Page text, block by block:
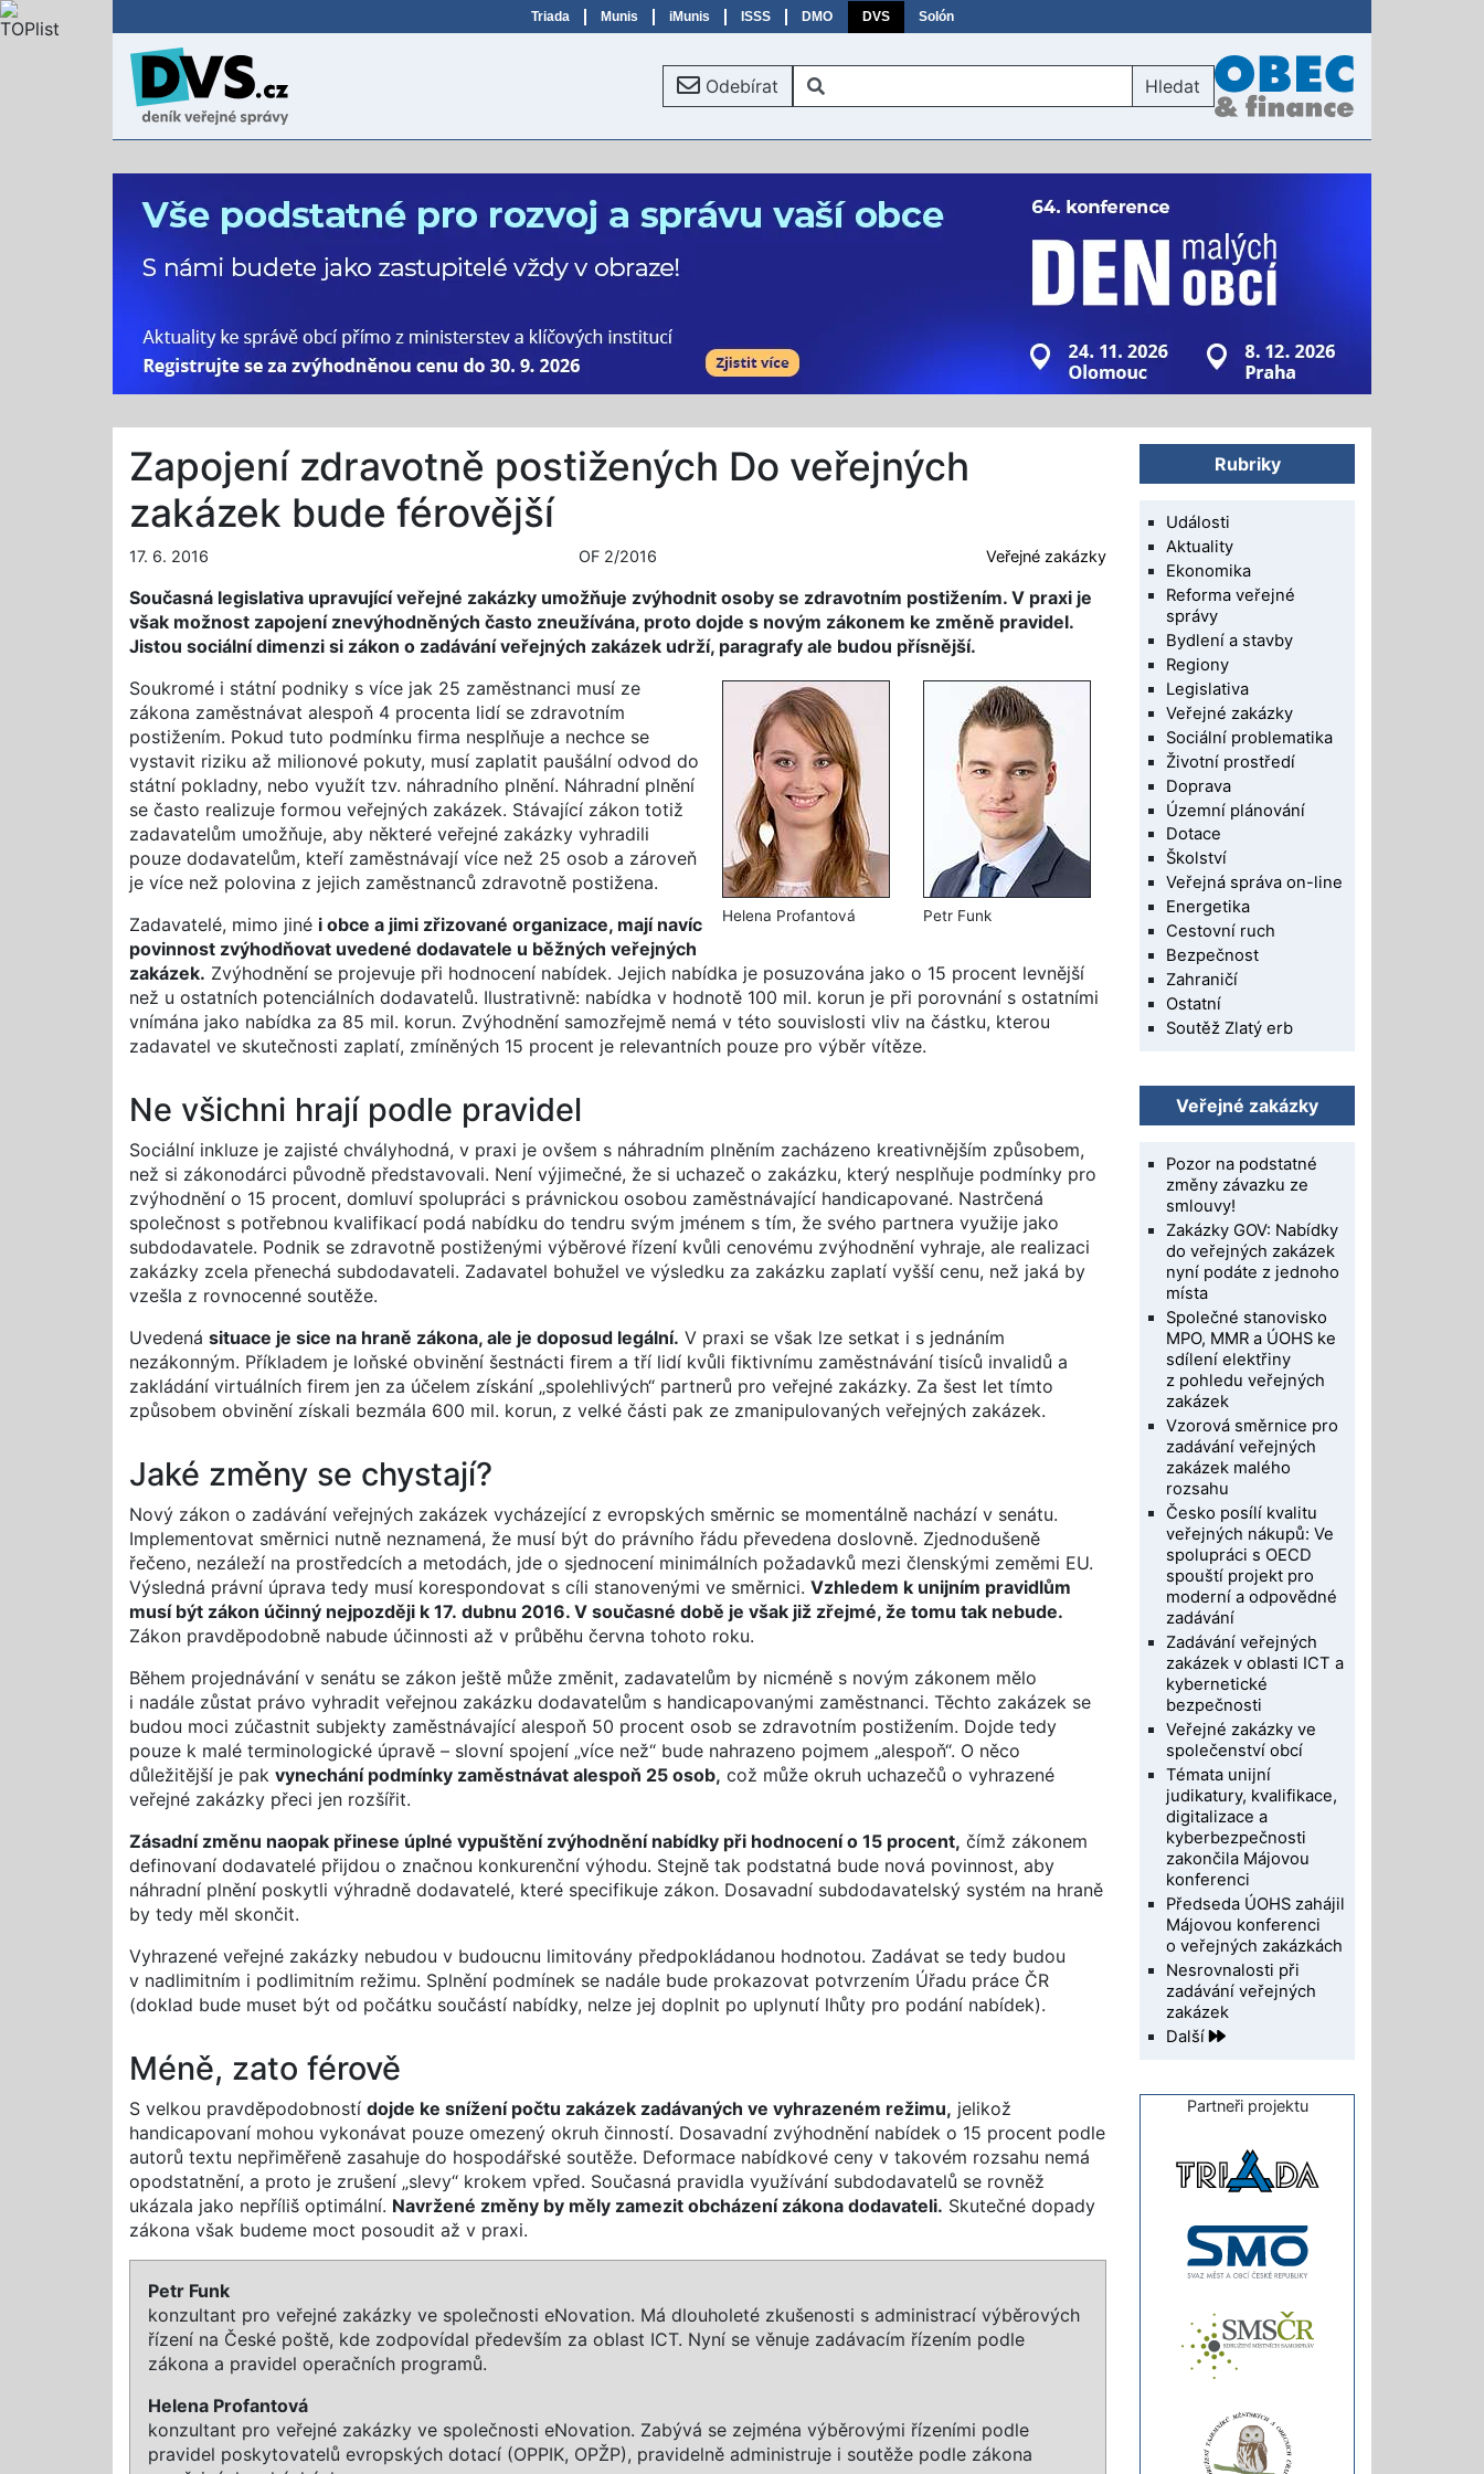
Triada Munis iMunis ISSS DMO DVS Solón
Odebírat Hledat
Zapojení zdravotně postižených Do veřejných
zakázek bude férovější
17. 6. 2016 OF 2/2016 Veřejné zakázky
Současná legislativa upravující veřejné zakázky umožňuje zvýhodnit osoby se zdravotním postižením. V praxi je
však možnost zapojení znevýhodněných často zneužívána, proto dojde s novým zákonem ke změně pravidel.
Jistou sociální dimenzi si zákon o zadávání veřejných zakázek udrží, paragrafy ale budou přísnější.
Petr Funk
Helena Profantová
Soukromé i státní podniky s více jak 25 zaměstnanci musí ze
zákona zaměstnávat alespoň 4 procenta lidí se zdravotním
postižením. Pokud tuto podmínku firma nesplňuje a nechce se
vystavit riziku až milionové pokuty, musí zaplatit paušální odvod do
státní pokladny, nebo využít tzv. náhradního plnění. Náhradní plnění
se často realizuje formou veřejných zakázek. Stávající zákon totiž
zadavatelům umožňuje, aby některé veřejné zakázky vyhradili
pouze dodavatelům, kteří zaměstnávají více než 25 osob a zároveň
je více než polovina z jejich zaměstnanců zdravotně postižena.
Zadavatelé, mimo jiné i obce a jimi zřizované organizace, mají navíc
povinnost zvýhodňovat uvedené dodavatele u běžných veřejných
zakázek. Zvýhodnění se projevuje při hodnocení nabídek. Jejich nabídka je posuzována jako o 15 procent levnější
než u ostatních potenciálních dodavatelů. Ilustrativně: nabídka v hodnotě 100 mil. korun je při porovnání s ostatními
vnímána jako nabídka za 85 mil. korun. Zvýhodnění samozřejmě nemá v této souvislosti vliv na částku, kterou
zadavatel ve skutečnosti zaplatí, zmíněných 15 procent je relevantních pouze pro výběr vítěze.
Ne všichni hrají podle pravidel
Sociální inkluze je zajisté chvályhodná, v praxi je ovšem s náhradním plněním zacházeno kreativnějším způsobem,
než si zákonodárci původně představovali. Není výjimečné, že si uchazeč o zakázku, který nesplňuje podmínky pro
zvýhodnění o 15 procent, domluví spolupráci s právnickou osobou zaměstnávající handicapované. Nastrčená
společnost s potřebnou kvalifikací podá nabídku do tendru svým jménem s tím, že svého partnera využije jako
subdodavatele. Podnik se zdravotně postiženými výběrové řízení kvůli cenovému zvýhodnění vyhraje, ale realizaci
zakázky zcela přenechá subdodavateli. Zadavatel bohužel ve výsledku za zakázku zaplatí vyšší cenu, než jaká by
vzešla z rovnocenné soutěže.
Uvedená situace je sice na hraně zákona, ale je doposud legální. V praxi se však lze setkat i s jednáním
nezákonným. Příkladem je loňské obvinění šestnácti firem a tří lidí kvůli fiktivnímu zaměstnávání tisíců invalidů a
zakládání virtuálních firem jen za účelem získání „spolehlivých“ partnerů pro veřejné zakázky. Za šest let tímto
způsobem obvinění získali bezmála 600 mil. korun, z velké části pak ze zmanipulovaných veřejných zakázek.
Jaké změny se chystají?
Nový zákon o zadávání veřejných zakázek vycházející z evropských směrnic se momentálně nachází v senátu.
Implementovat směrnici nutně neznamená, že musí být do právního řádu převedena doslovně. Zjednodušeně
řečeno, nezáleží na prostředcích a metodách, jde o sjednocení minimálních požadavků mezi členskými zeměmi EU.
Výsledná právní úprava tedy musí korespondovat s cíli stanovenými ve směrnici. Vzhledem k unijním pravidlům
musí být zákon účinný nejpozději k 17. dubnu 2016. V současné době je však již zřejmé, že tomu tak nebude.
Zákon pravděpodobně nabude účinnosti až v průběhu června tohoto roku.
Během projednávání v senátu se zákon ještě může změnit, zadavatelům by nicméně s novým zákonem mělo
i nadále zůstat právo vyhradit veřejnou zakázku dodavatelům s handicapovanými zaměstnanci. Těchto zakázek se
budou moci zúčastnit subjekty zaměstnávající alespoň 50 procent osob se zdravotním postižením. Dojde tedy
pouze k malé terminologické úpravě – slovní spojení „více než“ bude nahrazeno pojmem „alespoň“. O něco
důležitější je pak vynechání podmínky zaměstnávat alespoň 25 osob, což může okruh uchazečů o vyhrazené
veřejné zakázky přeci jen rozšířit.
Zásadní změnu naopak přinese úplné vypuštění zvýhodnění nabídky při hodnocení o 15 procent, čímž zákonem
definovaní dodavatelé přijdou o značnou konkurenční výhodu. Stejně tak podstatná bude nová povinnost, aby
náhradní plnění poskytli výhradně dodavatelé, které specifikuje zákon. Dosavadní subdodavatelský systém na hraně
by tedy měl skončit.
Vyhrazené veřejné zakázky nebudou v budoucnu limitovány předpokládanou hodnotou. Zadávat se tedy budou
v nadlimitním i podlimitním režimu. Splnění podmínek se nadále bude prokazovat potvrzením Úřadu práce ČR
(doklad bude muset být od počátku součástí nabídky, nelze jej doplnit po uplynutí lhůty pro podání nabídek).
Méně, zato férově
S velkou pravděpodobností dojde ke snížení počtu zakázek zadávaných ve vyhrazeném režimu, jelikož
handicapovaní mohou vykonávat pouze omezený okruh činností. Dosavadní zvýhodnění nabídek o 15 procent podle
autorů textu nepřiměřeně zasahuje do hospodářské soutěže. Deformace nabídkové ceny v takovém rozsahu nemá
opodstatnění, a proto je zrušení „slevy“ krokem vpřed. Současná pravidla využívání subdodavatelů se rovněž
ukázala jako nepříliš optimální. Navržené změny by měly zamezit obcházení zákona dodavateli. Skutečné dopady
zákona však budeme moct posoudit až v praxi.
Petr Funk
konzultant pro veřejné zakázky ve společnosti eNovation. Má dlouholeté zkušenosti s administrací výběrových
řízení na České poště, kde zodpovídal především za oblast ICT. Nyní se věnuje zadávacím řízením podle
zákona a pravidel operačních programů.
Helena Profantová
konzultant pro veřejné zakázky ve společnosti eNovation. Zabývá se zejména výběrovými řízeními podle
pravidel poskytovatelů evropských dotací (OPPIK, OPŽP), pravidelně administruje i soutěže podle zákona
Rubriky
Události
Aktuality
Ekonomika
Reforma veřejné
správy
Bydlení a stavby
Regiony
Legislativa
Veřejné zakázky
Sociální problematika
Životní prostředí
Doprava
Územní plánování
Dotace
Školství
Veřejná správa on-line
Energetika
Cestovní ruch
Bezpečnost
Zahraničí
Ostatní
Soutěž Zlatý erb
Veřejné zakázky
Pozor na podstatné
změny závazku ze
smlouvy!
Zakázky GOV: Nabídky
do veřejných zakázek
nyní podáte z jednoho
místa
Společné stanovisko
MPO, MMR a ÚOHS ke
sdílení elektřiny
z pohledu veřejných
zakázek
Vzorová směrnice pro
zadávání veřejných
zakázek malého
rozsahu
Česko posílí kvalitu
veřejných nákupů: Ve
spolupráci s OECD
spouští projekt pro
moderní a odpovědné
zadávání
Zadávání veřejných
zakázek v oblasti ICT a
kybernetické
bezpečnosti
Veřejné zakázky ve
společenství obcí
Témata unijní
judikatury, kvalifikace,
digitalizace a
kyberbezpečnosti
zakončila Májovou
konferenci
Předseda ÚOHS zahájil
Májovou konferenci
o veřejných zakázkách
Nesrovnalosti při
zadávání veřejných
zakázek
Další
Partneři projektu